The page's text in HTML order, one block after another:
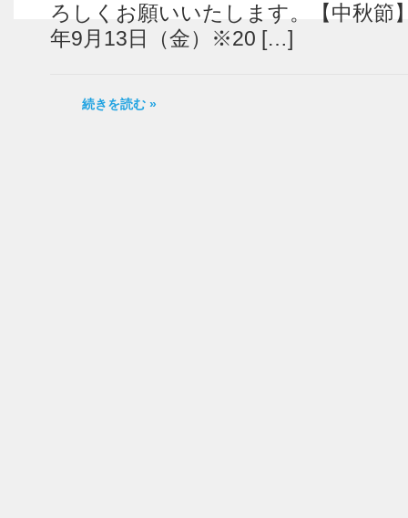
ろしくお願いいたします。【中秋節
年9月13日（金）※20 […]
続きを読む »